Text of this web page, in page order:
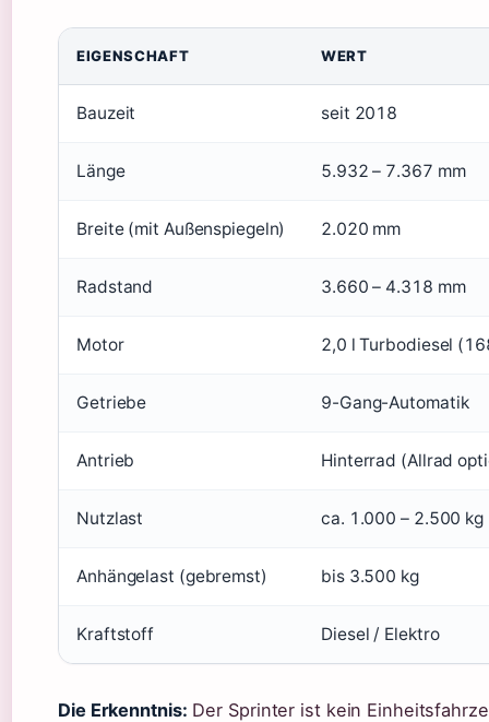
EIGENSCHAFT WERT
Bauzeit seit 2018
Länge 5.932 – 7.367 mm
Breite (mit Außenspiegeln) 2.020 mm
Radstand 3.660 – 4.318 mm
Motor 2,0 l Turbodiesel
Getriebe 9-Gang-Automatik
Antrieb Hinterrad (Allrad
Nutzlast ca. 1.000 – 2.500 kg
Anhängelast (gebremst) bis 3.500 kg
Kraftstoff Diesel / Elektro
Die Erkenntnis: Der Sprinter ist kein